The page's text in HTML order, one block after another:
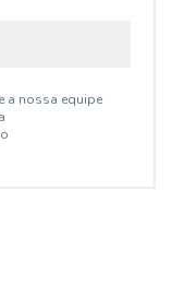
a nossa equipe